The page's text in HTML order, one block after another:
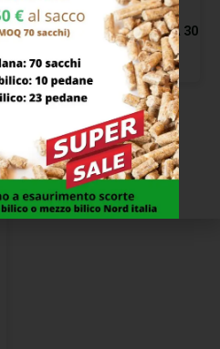
BADILE IMPRESA PUNTA 30
NERO ILCAMPO 02207
7,00€